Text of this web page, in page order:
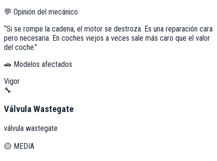
💬 Opinión del mecánico
“Si se rompe la cadena, el motor se destroza. Es una reparación cara
pero necesaria. En coches viejos a veces sale más caro que el valor
del coche.”
🚗 Modelos afectados
Vigor
🔧
Válvula Wastegate
válvula wastegate
🟡 MEDIA